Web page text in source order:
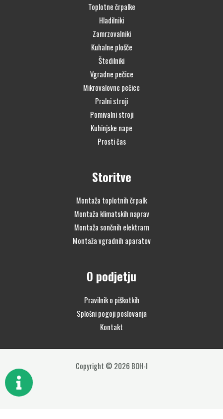
Toplotne črpalke
Hladilniki
Zamrzovalniki
Kuhalne plošče
Štedilniki
Vgradne pečice
Mikrovalovne pečice
Pralni stroji
Pomivalni stroji
Kuhinjske nape
Prosti čas
Storitve
Montaža toplotnih črpalk
Montaža klimatskih naprav
Montaža sončnih elektrarn
Montaža vgradnih aparatov
O podjetju
Pravilnik o piškotkih
Splošni pogoji poslovanja
Kontakt
Copyright © 2026 BOH-I